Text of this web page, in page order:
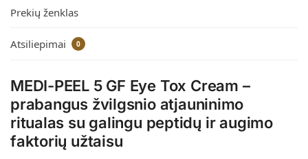
Prekių ženklas
Atsiliepimai 0
MEDI-PEEL 5 GF Eye Tox Cream –
prabangus žvilgsnio atjauninimo
ritualas su galingu peptidų ir augimo
faktorių užtaisu